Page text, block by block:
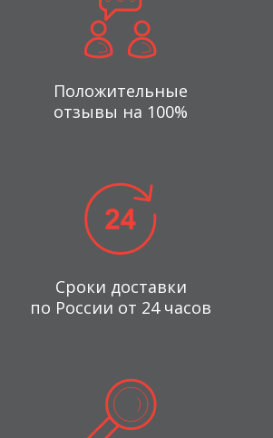
Положительные
отзывы на 100%
Сроки доставки
по России от 24 часов